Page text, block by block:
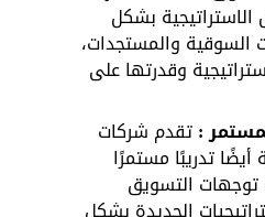
بشكل
السوقية والمستجدات،
وقدرتها على
: تقدم شركات
تدريبًا مستمرًا
توجهات التسويق